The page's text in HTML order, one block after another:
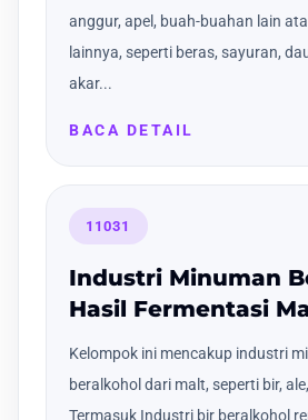
anggur, apel, buah-buahan lain
lainnya, seperti beras, sayuran,
akar...
BACA DETAIL
11031
Industri Minuman
Hasil Fermentasi
Kelompok ini mencakup industri
beralkohol dari malt, seperti bir,
Termasuk Industri bir beralkohol